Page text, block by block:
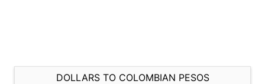
DOLLARS TO COLOMBIAN PESOS